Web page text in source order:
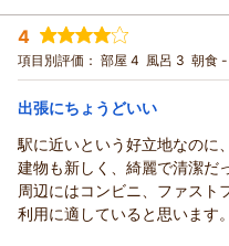
変失礼な対応がございまし
さらに、その後のチェック
く取れていなく事務的な対
ービス業に従事する者とし
のお茶セットに関しまして
通り、カゴの中に破片が残
優先にセットごと新しいも
いました。お客様の安全へ
いをさせてしまいましたこ
宿泊時期： 2026年04月宿泊 (友
投稿者： あみさん(女性/20代)
宿泊プラン： 〔素泊り〕素足でく
ツイン 食事なし
宿泊価格帯： 7,001～8,000円(大人
ココチホテル沼津からの返信
あみ 様
この度はご宿泊いただき、
誠にありがとうございます。
4
項目別評価： 部屋 4 風呂 3 朝食 -
出張にちょうどいい
駅に近いという好立地なのに
建物も新しく、綺麗で清潔だ
周辺にはコンビニ、ファスト
利用に適していると思います。